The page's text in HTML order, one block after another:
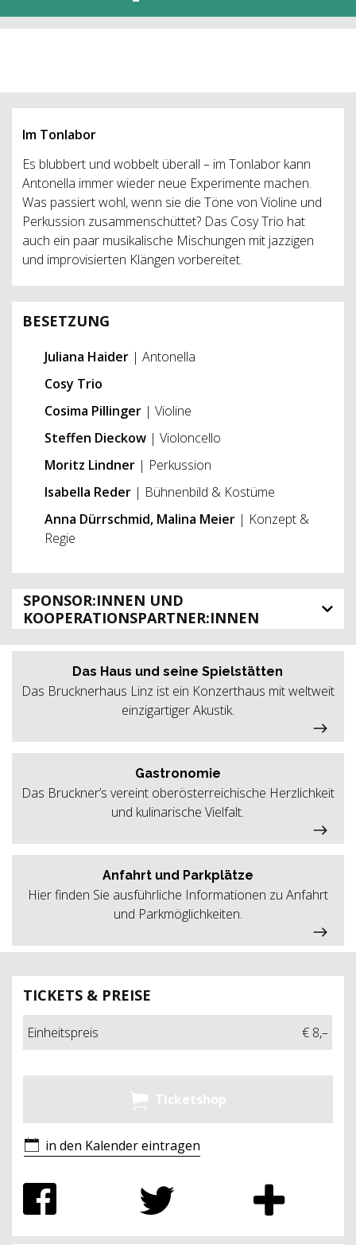
Im Tonlabor
Es blubbert und wobbelt überall – im Tonlabor kann
Antonella immer wieder neue Experimente machen.
Was passiert wohl, wenn sie die Töne von Violine und
Perkussion zusammenschüttet? Das Cosy Trio hat
auch ein paar musikalische Mischungen mit jazzigen
und improvisierten Klängen vorbereitet.
BESETZUNG
Juliana Haider | Antonella
Cosy Trio
Cosima Pillinger | Violine
Steffen Dieckow | Violoncello
Moritz Lindner | Perkussion
Isabella Reder | Bühnenbild & Kostüme
Anna Dürrschmid, Malina Meier | Konzept &
Regie
SPONSOR:INNEN UND
KOOPERATIONSPARTNER:INNEN
TICKETS & PREISE
Einheitspreis € 8,–
Ticketshop
in den Kalender eintragen
Das Haus und seine Spielstätten
Das Brucknerhaus Linz ist ein Konzerthaus mit weltweit
einzigartiger Akustik.
Gastronomie
Das Bruckner’s vereint oberösterreichische Herzlichkeit
und kulinarische Vielfalt.
Anfahrt und Parkplätze
Hier finden Sie ausführliche Informationen zu Anfahrt
und Parkmöglichkeiten.